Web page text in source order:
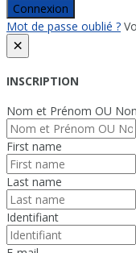
Connexion
Mot de passe oublié ?
×
INSCRIPTION
Nom et Prénom OU
First name
Last name
Identifiant